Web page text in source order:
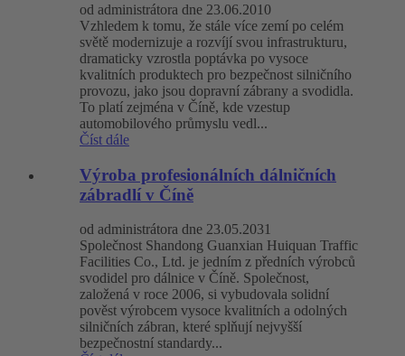
od administrátora dne 23.06.2010
Vzhledem k tomu, že stále více zemí po celém
světě modernizuje a rozvíjí svou infrastrukturu,
dramaticky vzrostla poptávka po vysoce
kvalitních produktech pro bezpečnost silničního
provozu, jako jsou dopravní zábrany a svodidla.
To platí zejména v Číně, kde vzestup
automobilového průmyslu vedl...
Číst dále
Výroba profesionálních dálničních
zábradlí v Číně
od administrátora dne 23.05.2031
Společnost Shandong Guanxian Huiquan Traffic
Facilities Co., Ltd. je jedním z předních výrobců
svodidel pro dálnice v Číně. Společnost,
založená v roce 2006, si vybudovala solidní
pověst výrobcem vysoce kvalitních a odolných
silničních zábran, které splňují nejvyšší
bezpečnostní standardy...